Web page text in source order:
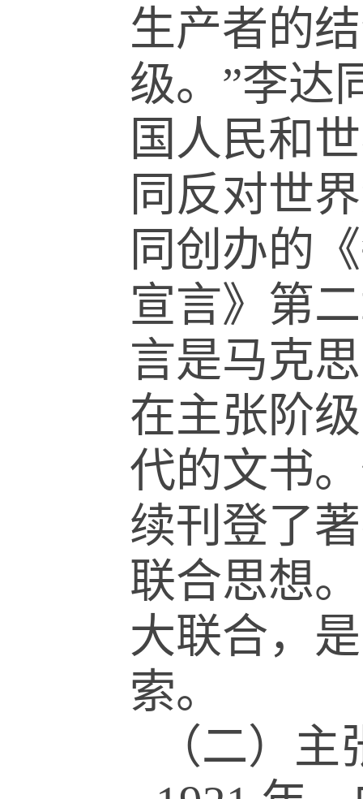
生产者的
级。 ”李达
国人民和
同反对世
同创办的
宣言》第
言是马克
在主张阶
代的文书。
续刊登了
联合思想
大联合，
索。
（二）